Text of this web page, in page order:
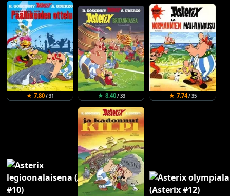
★ 7.80/ 31 ★ 8.40/ 33 ★ 7.74/ 35